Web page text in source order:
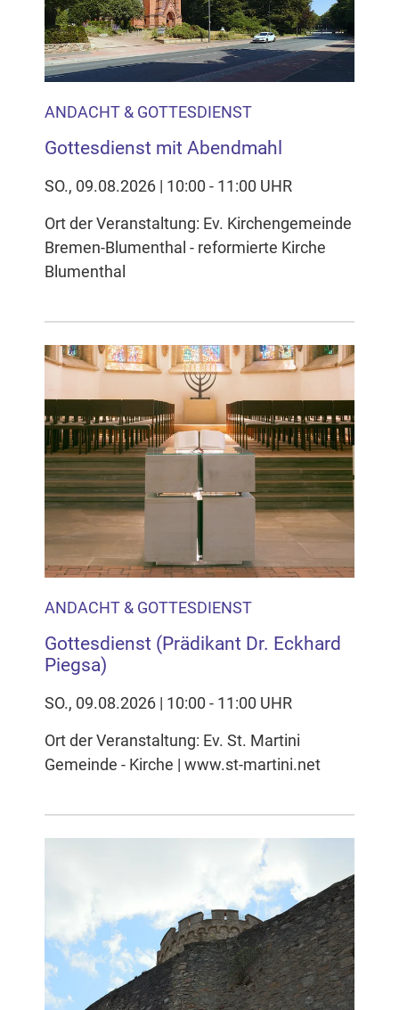
ANDACHT & GOTTESDIENST
Gottesdienst mit Abendmahl
SO., 09.08.2026 | 10:00 - 11:00 UHR
Ort der Veranstaltung: Ev. Kirchengemeinde
Bremen-Blumenthal - reformierte Kirche
Blumenthal
ANDACHT & GOTTESDIENST
Gottesdienst (Prädikant Dr. Eckhard
Piegsa)
SO., 09.08.2026 | 10:00 - 11:00 UHR
Ort der Veranstaltung: Ev. St. Martini
Gemeinde - Kirche | www.st-martini.net